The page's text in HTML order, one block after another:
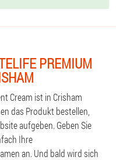
PREMIUM
Cream ist in Crisham
das Produkt bestellen,
aufgeben. Geben Sie
Ihre
an. Und bald wird sich